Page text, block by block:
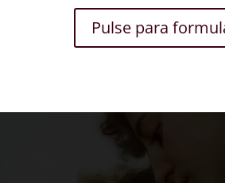
Pulse para